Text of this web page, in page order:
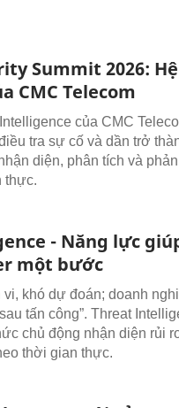
Summit 2026:
CMC Telecom
của CMC
tra sự cố và dần trở
diện, phân tích và
thực.
- Năng lực
một bước
khó dự đoán; doanh
tấn công”. Threat
chủ động nhận diện rủi
thời gian thực.